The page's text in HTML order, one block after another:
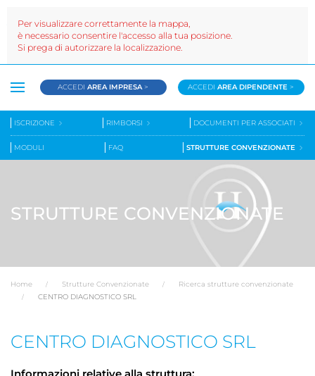
ACCEDIAREA IMPRESA > ACCEDIAREA DIPENDENTE >
ISCRIZIONE RIMBORSI DOCUMENTI PER ASSOCIATI
MODULI FAQ STRUTTURE CONVENZIONATE
STRUTTURE CONVENZIONATE
Home Strutture Convenzionate
Ricerca strutture convenzionate
CENTRO DIAGNOSTICO SRL
CENTRO DIAGNOSTICO SRL
Informazioni relative alla struttura:
Per visualizzare correttamente la mappa,
è necessario consentire l'accesso alla tua posizione.
Si prega di autorizzare la localizzazione.